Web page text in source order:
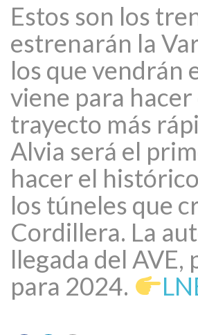
Estos son los
estrenarán la
los que vendrán
viene para hacer
trayecto más
Alvia será el
hacer el
los túneles que
Cordillera. La
llegada del AVE,
para 2024.